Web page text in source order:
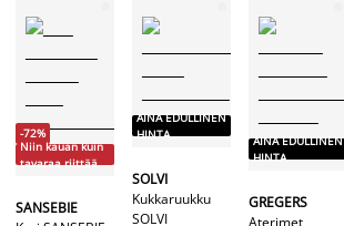
-72%
Niin kauan kuin
tavaraa riittää
SANSEBIE
AINA EDULLINEN
HINTA
SOLVI
Kukkaruukku
SOLVI
AINA EDULLINEN
HINTA
GREGERS